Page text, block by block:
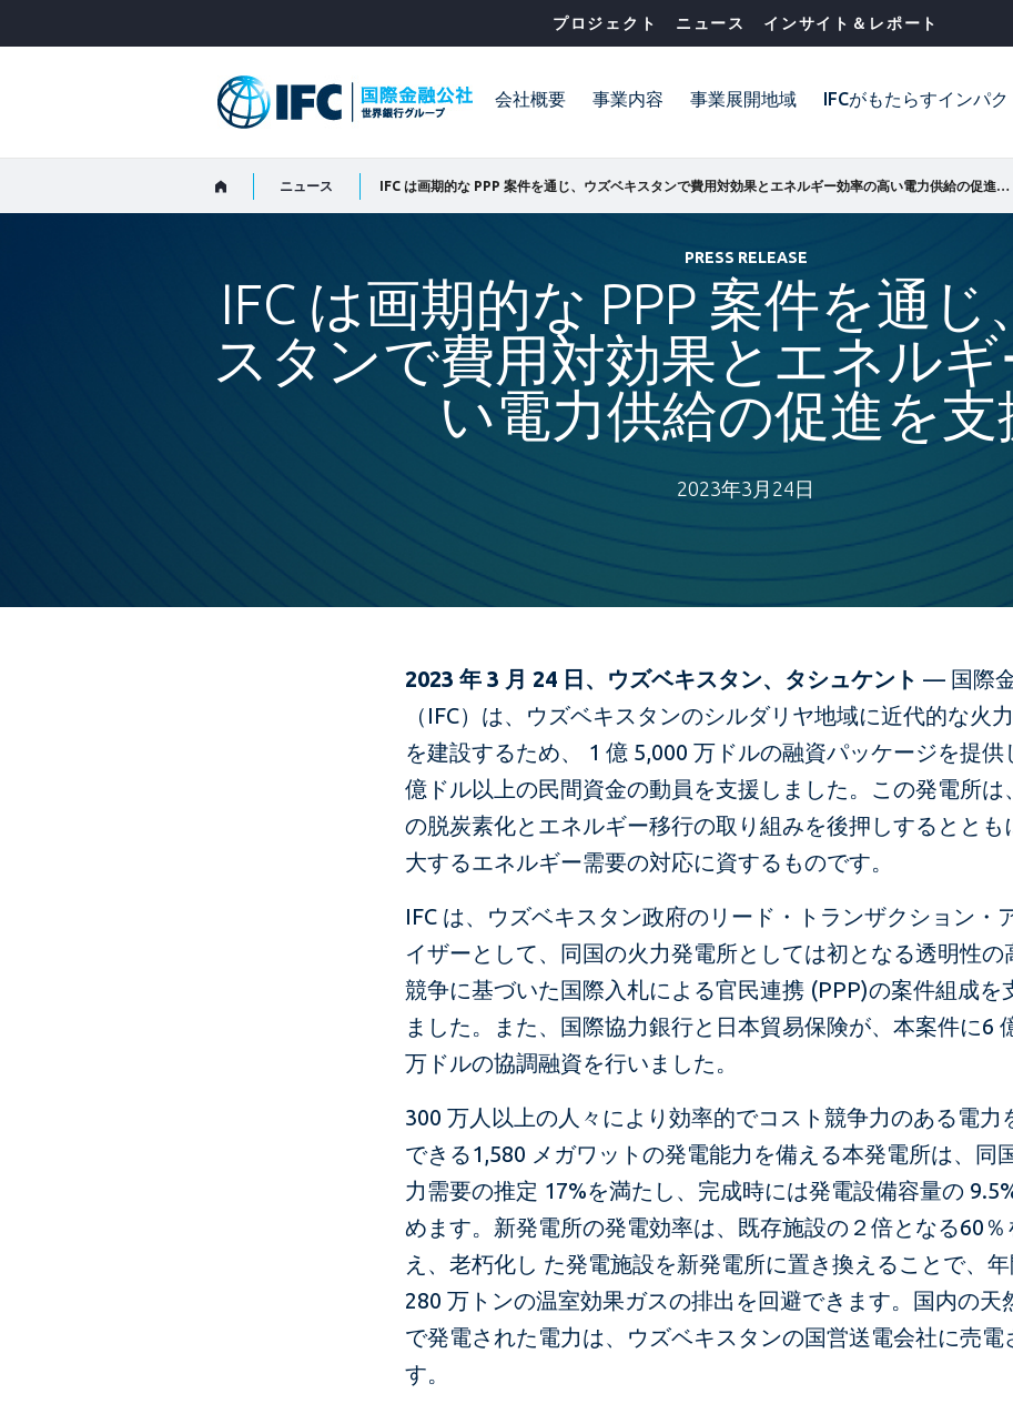
プロジェクト ニュース インサイト＆レポート
会社概要 事業内容 事業展開地域 IFCがもたらすインパク
ニュース
PRESS RELEASE
IFC は画期的な PPP 案件を通
スタンで費用対効果とエネル
い電力供給の促進を支
2023年3月24日
2023 年 3 月 24 日、ウズベキスタン、タシュケント — 国際
（IFC）は、ウズベキスタンのシルダリヤ地域に近代的な火
を建設するため、 1 億 5,000 万ドルの融資パッケージを提供
億ドル以上の民間資金の動員を支援しました。この発電所は
の脱炭素化とエネルギー移行の取り組みを後押しするととも
大するエネルギー需要の対応に資するものです。
IFC は、ウズベキスタン政府のリード・トランザクション・
イザーとして、同国の火力発電所としては初となる透明性の
競争に基づいた国際入札による官民連携 (PPP)の案件組成を
ました。また、国際協力銀行と日本貿易保険が、本案件に6
万ドルの協調融資を行いました。
300 万人以上の人々により効率的でコスト競争力のある電力
できる1,580 メガワットの発電能力を備える本発電所は、同
力需要の推定 17%を満たし、完成時には発電設備容量の
めます。新発電所の発電効率は、既存施設の２倍となる60％
え、老朽化し た発電施設を新発電所に置き換えることで、
280 万トンの温室効果ガスの排出を回避できます。国内の天
で発電された電力は、ウズベキスタンの国営送電会社に売電
す。